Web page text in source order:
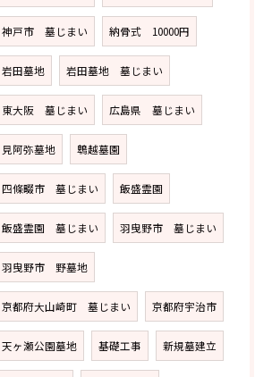
神戸市 墓じまい 納骨式 10000円
岩田墓地 岩田墓地 墓じまい
東大阪 墓じまい 広島県 墓じまい
見阿弥墓地 鵯越墓園
四條畷市 墓じまい 飯盛霊園
飯盛霊園 墓じまい 羽曳野市 墓じまい
羽曳野市 野墓地
京都府大山崎町 墓じまい 京都府宇治市
天ヶ瀬公園墓地 基礎工事 新規墓建立